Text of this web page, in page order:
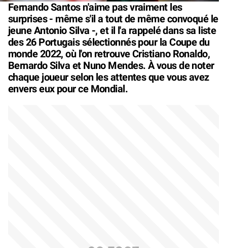
Fernando Santos n'aime pas vraiment les
surprises - même s'il a tout de même convoqué le
jeune Antonio Silva -, et il l'a rappelé dans sa liste
des 26 Portugais sélectionnés pour la Coupe du
monde 2022, où l'on retrouve Cristiano Ronaldo,
Bernardo Silva et Nuno Mendes. À vous de noter
chaque joueur selon les attentes que vous avez
envers eux pour ce Mondial.